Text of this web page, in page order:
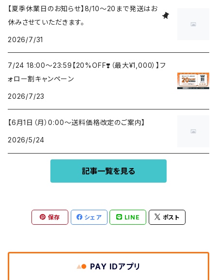
【夏季休業日のお知らせ】8/10～20まで発送はお
休みさせていただきます。
2026/7/31
7/24 18:00〜23:59【20%OFF❣️（最大¥1,000）】フ
ォロー割キャンペーン
2026/7/23
【6月1日（月）0:00〜送料価格改定のご案内】
2026/5/24
記事一覧を見る
保存 シェア LINE ポスト
PAY IDアプリ